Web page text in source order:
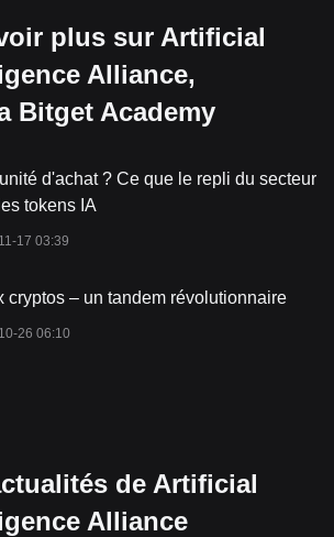
plus sur Artificial
Alliance,
Bitget Academy
d'achat ? Ce que le repli du secteur
tokens IA
17 03:39
cryptos – un tandem révolutionnaire
26 06:10
de Artificial
Alliance